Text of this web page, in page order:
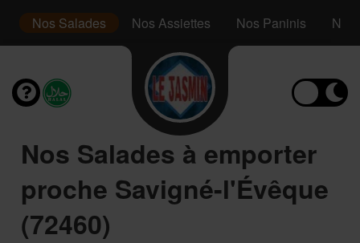
Nos Salades Nos Assiettes Nos Paninis Nos
Nos Salades à emporter
proche Savigné-l'Évêque
(72460)